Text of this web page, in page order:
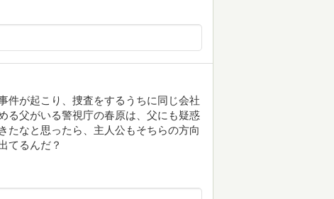
件が起こり、捜査をするうちに同じ会社
る父がいる警視庁の春原は、父にも疑惑
なと思ったら、主人公もそちらの方向
てるんだ？